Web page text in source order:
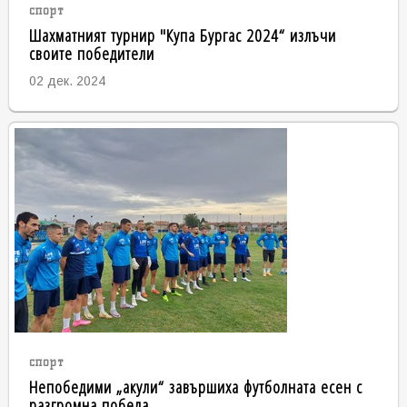
спорт
Шахматният турнир "Купа Бургас 2024“ излъчи
своите победители
02 дек. 2024
спорт
Непобедими „акули“ завършиха футболната есен с